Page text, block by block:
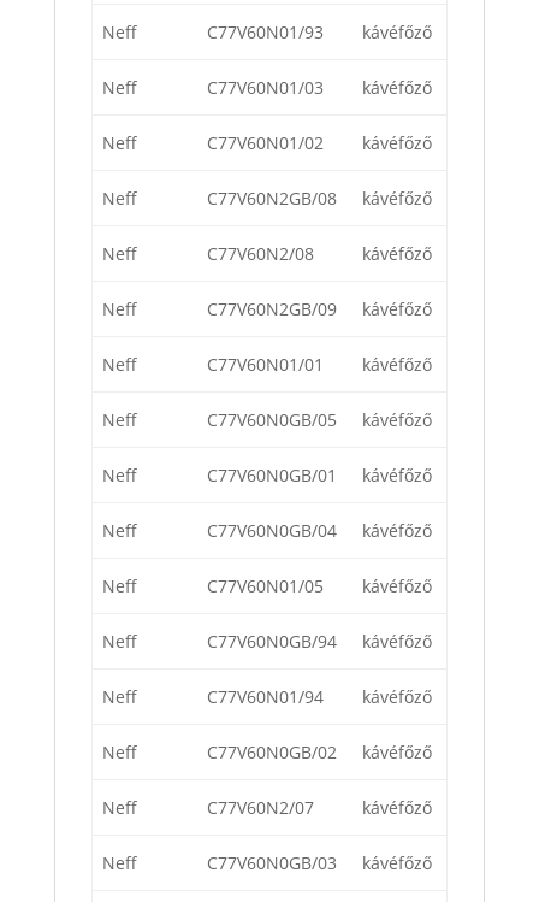
Neff C77V60N01/93 kávéfőző
Neff C77V60N01/03 kávéfőző
Neff C77V60N01/02 kávéfőző
Neff C77V60N2GB/08 kávéfőző
Neff C77V60N2/08 kávéfőző
Neff C77V60N2GB/09 kávéfőző
Neff C77V60N01/01 kávéfőző
Neff C77V60N0GB/05 kávéfőző
Neff C77V60N0GB/01 kávéfőző
Neff C77V60N0GB/04 kávéfőző
Neff C77V60N01/05 kávéfőző
Neff C77V60N0GB/94 kávéfőző
Neff C77V60N01/94 kávéfőző
Neff C77V60N0GB/02 kávéfőző
Neff C77V60N2/07 kávéfőző
Neff C77V60N0GB/03 kávéfőző